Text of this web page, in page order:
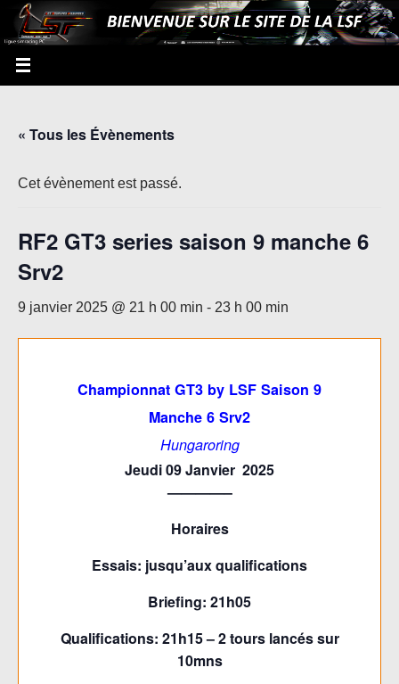
« Tous les Évènements
Cet évènement est passé.
RF2 GT3 series saison 9 manche 6
Srv2
9 janvier 2025 @ 21 h 00 min - 23 h 00 min
Championnat GT3 by LSF Saison 9
Manche 6 Srv2
Hungaroring
Jeudi 09 Janvier 2025
————–
Horaires
Essais: jusqu’aux qualifications
Briefing: 21h05
Qualifications: 21h15 – 2 tours lancés sur
10mns